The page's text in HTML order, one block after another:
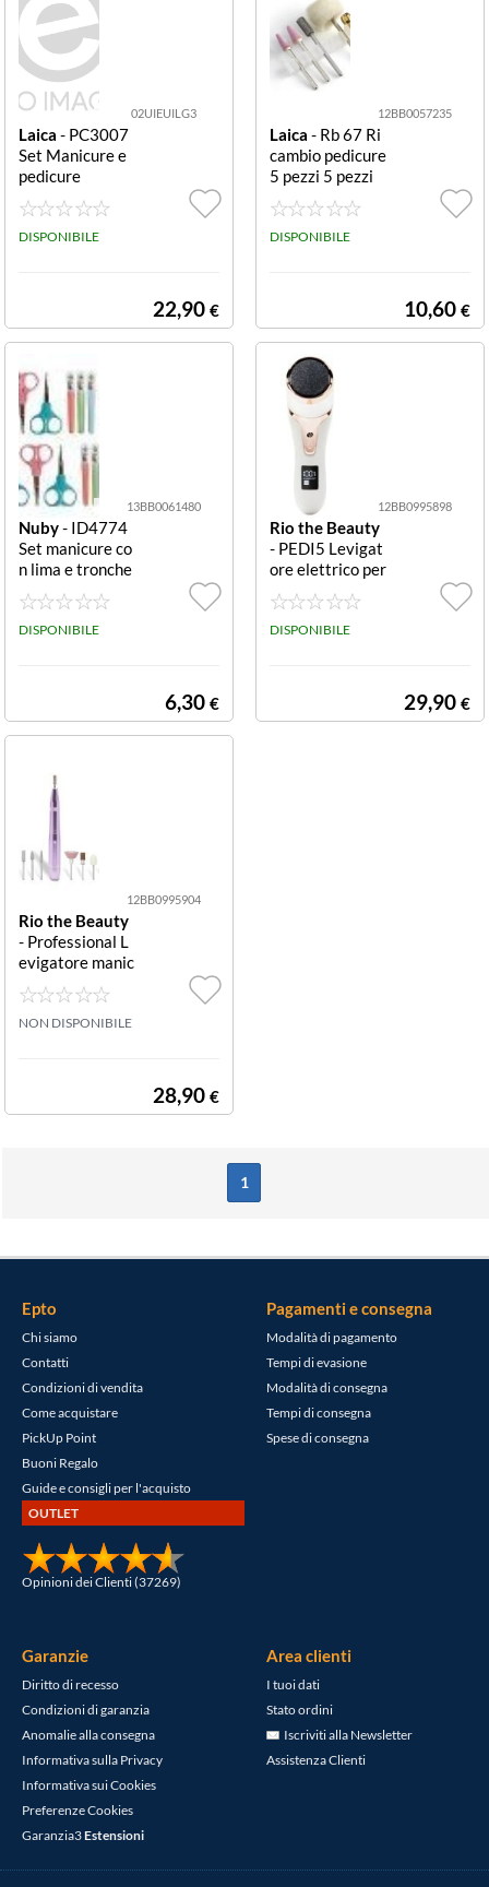
02UIEUILG3
Laica - PC3007
Set Manicure e
pedicure
DISPONIBILE
22,90 €
12BB0057235
Laica - Rb 67 Ri
cambio pedicure
5 pezzi 5 pezzi
DISPONIBILE
10,60 €
13BB0061480
Nuby- ID4774
Set manicure co
n lima e tronche
sino 3 pezzi Ass
ortito in set con
lima e tronchesi
DISPONIBILE
6,30 €
12BB0995898
Rio the Beauty
- PEDI5 Levigat
ore elettrico per
piedi Go Smooth
White e Rose go
ld Electric Foot
DISPONIBILE
29,90 €
12BB0995904
Rio the Beauty
- Professional L
evigatore manic
ure elettrico ros
a Levigatore ma
nicure Rio the B
NON DISPONIBILE
28,90 €
1
Epto
Chi siamo
Contatti
Condizioni di vendita
Come acquistare
PickUp Point
Buoni Regalo
Guide e consigli per l'acquisto
OUTLET
Opinioni dei Clienti (37269)
Pagamenti e consegna
Modalità di pagamento
Tempi di evasione
Modalità di consegna
Tempi di consegna
Spese di consegna
Garanzie
Diritto di recesso
Condizioni di garanzia
Anomalie alla consegna
Informativa sulla Privacy
Informativa sui Cookies
Preferenze Cookies
Garanzia3Estensioni
Area clienti
I tuoi dati
Stato ordini
Iscriviti alla Newsletter
Assistenza Clienti